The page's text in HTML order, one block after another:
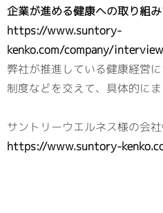
企業が進める健康への取り組
https://www.suntory-
kenko.com/company/
弊社が推進している健康経営
制度などを交えて、具体的にま
サントリーウエルネス様の会
https://www.suntory-